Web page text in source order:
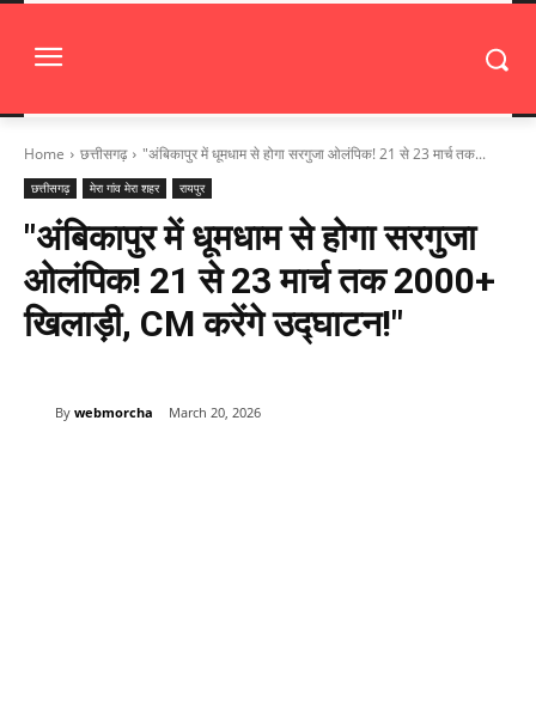
Home छत्तीसगढ़ "अंबिकापुर में धूमधाम से होगा सरगुजा ओलंपिक! 21 से 23 मार्च तक...
छत्तीसगढ़ मेरा गांव मेरा शहर रायपुर
"अंबिकापुर में धूमधाम से होगा सरगुजा
ओलंपिक! 21 से 23 मार्च तक 2000+
खिलाड़ी, CM करेंगे उद्घाटन!"
By webmorcha March 20, 2026